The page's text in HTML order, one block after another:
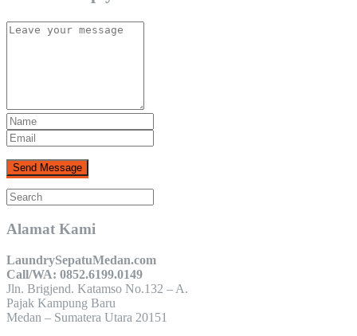
Alamat Kami
LaundrySepatuMedan.com
Call/WA: 0852.6199.0149
Jln. Brigjend. Katamso No.132 – A.
Pajak Kampung Baru
Medan – Sumatera Utara 20151